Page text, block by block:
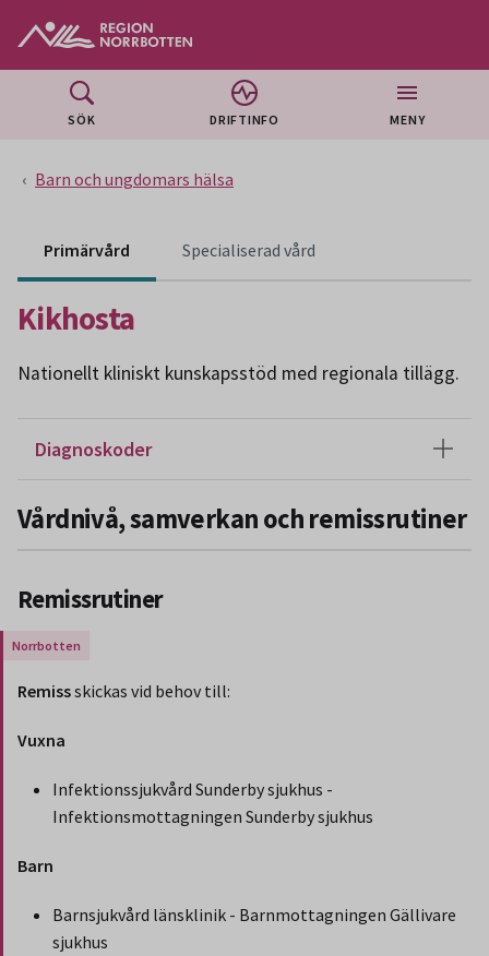
SÖK DRIFTINFO MENY
Barn och ungdomars hälsa
Primärvård Specialiserad vård
Kikhosta
Nationellt kliniskt kunskapsstöd med regionala tillägg.
Diagnoskoder
Vårdnivå, samverkan och remissrutiner
Remissrutiner
Gäller endast för Region Norrbotten.
Remissskickas vid behov till:
Vuxna
Infektionssjukvård Sunderby sjukhus -
Infektionsmottagningen Sunderby sjukhus
Barn
Barnsjukvård länsklinik - Barnmottagningen Gällivare
sjukhus